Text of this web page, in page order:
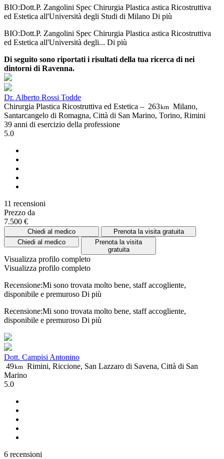
BIO:Dott.P. Zangolini Spec Chirurgia Plastica astica Ricostruttiva
ed Estetica all'Università degli Studi di Milano Di più
BIO:Dott.P. Zangolini Spec Chirurgia Plastica astica Ricostruttiva
ed Estetica all'Università degli... Di più
Di seguito sono riportati i risultati della tua ricerca di nei
dintorni di Ravenna.
Dr. Alberto Rossi Todde
Chirurgia Plastica Ricostruttiva ed Estetica – 263km Milano,
Santarcangelo di Romagna, Città di San Marino, Torino, Rimini
39 anni di esercizio della professione
5.0
11 recensioni
Prezzo da
7.500 €
Chiedi al medico
Prenota la visita gratuita
Chiedi al medico
Prenota la visita
gratuita
Visualizza profilo completo
Visualizza profilo completo
Recensione:Mi sono trovata molto bene, staff accogliente,
disponibile e premuroso Di più
Recensione:Mi sono trovata molto bene, staff accogliente,
disponibile e premuroso Di più
Dott. Campisi Antonino
49km Rimini, Riccione, San Lazzaro di Savena, Città di San
Marino
5.0
6 recensioni